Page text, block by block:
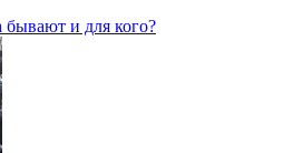
и для кого?